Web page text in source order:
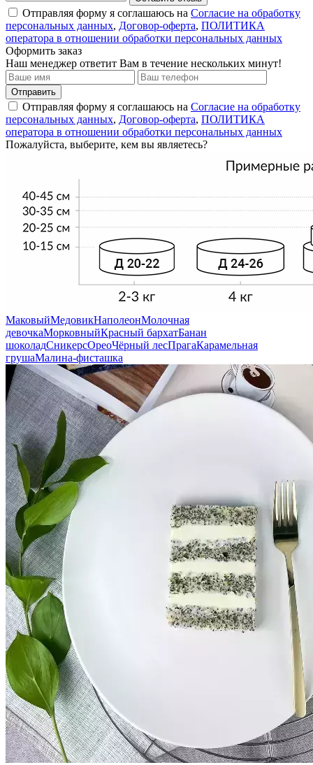
Отправляя форму я соглашаюсь на Согласие на обработку
персональных данных, Договор-оферта, ПОЛИТИКА
оператора в отношении обработки персональных данных
Оформить заказ
Наш менеджер ответит Вам в течение нескольких минут!
Отправить
Отправляя форму я соглашаюсь на Согласие на обработку
персональных данных, Договор-оферта, ПОЛИТИКА
оператора в отношении обработки персональных данных
Пожалуйста, выберите, кем вы являетесь?
МаковыйМедовикНаполеонМолочная
девочкаМорковныйКрасный бархатБанан
шоколадСникерсОреоЧёрный лесПрагаКарамельная
грушаМалина-фисташка